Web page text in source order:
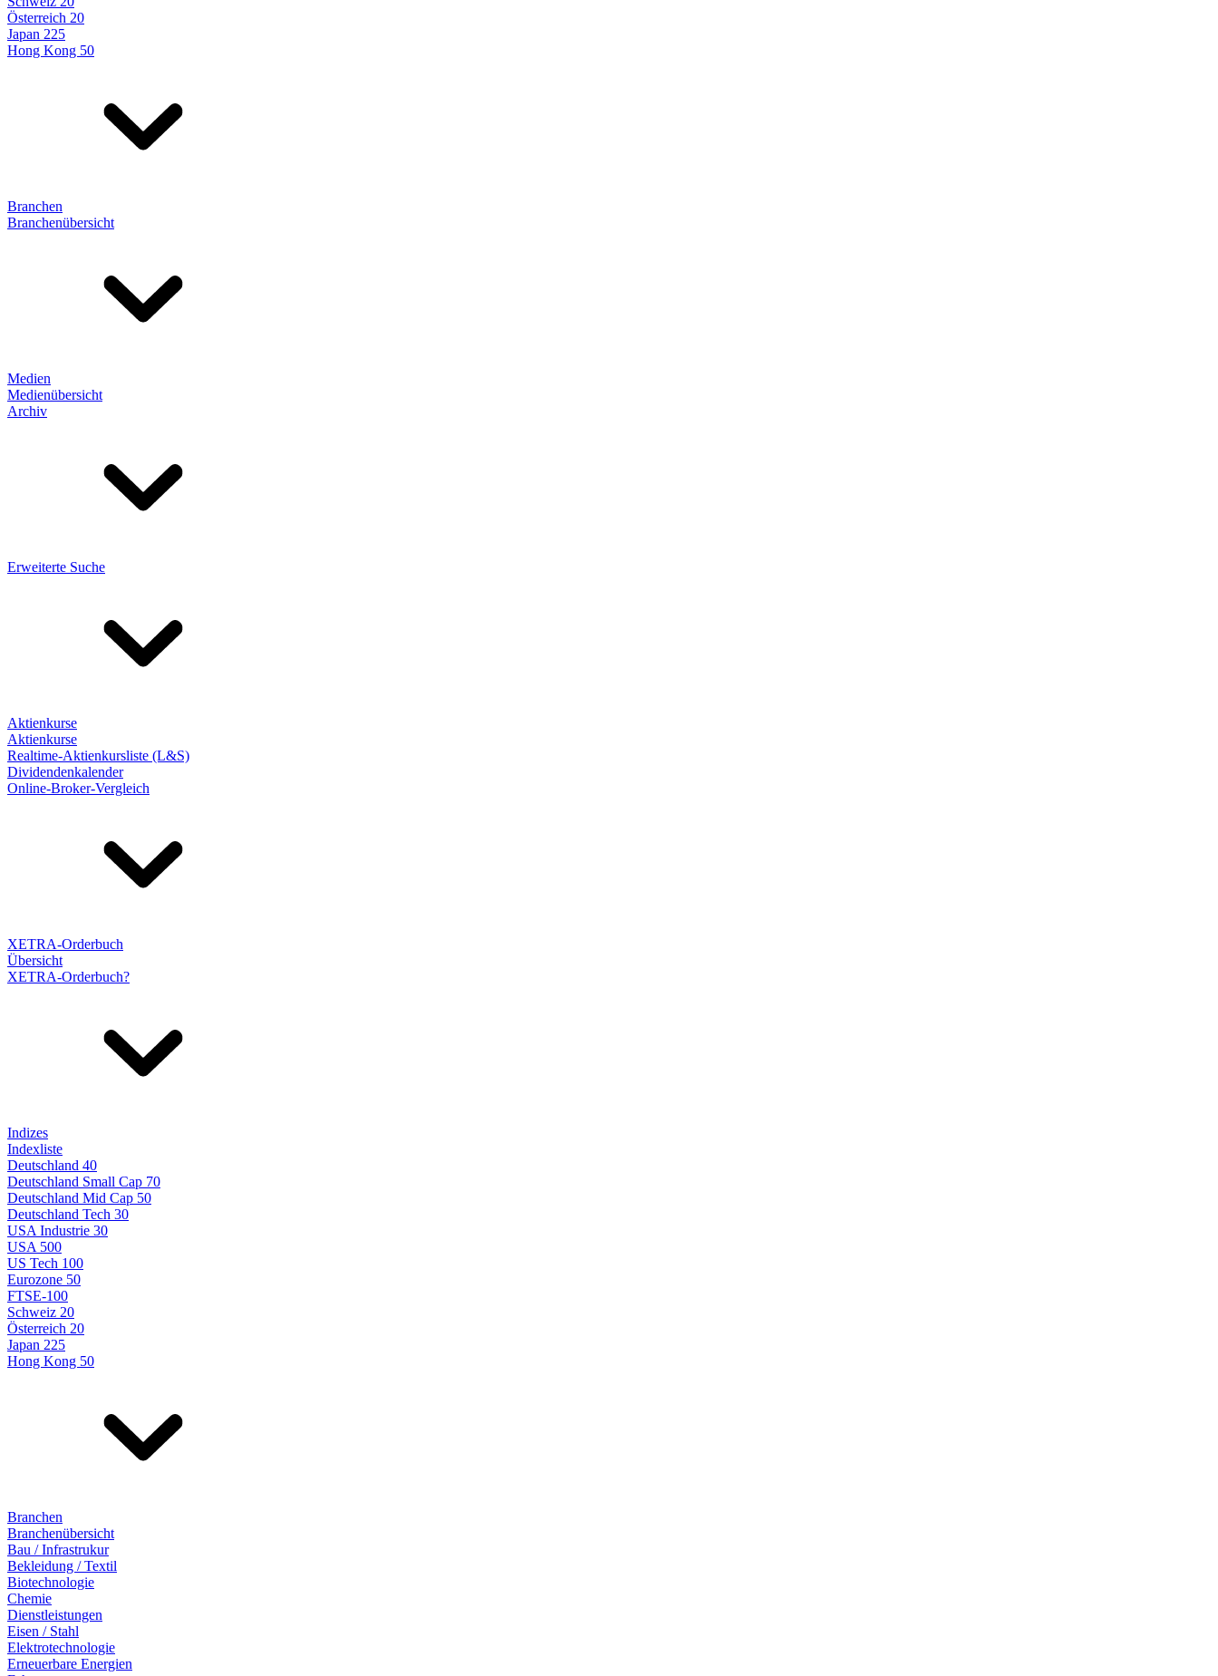
Österreich 20
Japan 225
Hong Kong 50
Branchen
Branchenübersicht
Medien
Medienübersicht
Archiv
Erweiterte Suche
Aktienkurse
Aktienkurse
Realtime-Aktienkursliste (L&S)
Dividendenkalender
Online-Broker-Vergleich
XETRA-Orderbuch
Übersicht
XETRA-Orderbuch?
Indizes
Indexliste
Deutschland 40
Deutschland Small Cap 70
Deutschland Mid Cap 50
Deutschland Tech 30
USA Industrie 30
USA 500
US Tech 100
Eurozone 50
FTSE-100
Schweiz 20
Österreich 20
Japan 225
Hong Kong 50
Branchen
Branchenübersicht
Bau / Infrastrukur
Bekleidung / Textil
Biotechnologie
Chemie
Dienstleistungen
Eisen / Stahl
Elektrotechnologie
Erneuerbare Energien